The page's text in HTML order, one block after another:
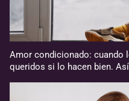
Amor condicionado: cuando
queridos si lo hacen bien.